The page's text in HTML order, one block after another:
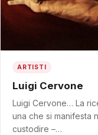
ARTISTI
Luigi Cervone
Luigi Cervone… La
una che si manifesta
custodire –…